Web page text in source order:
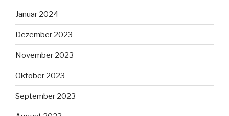
Januar 2024
Dezember 2023
November 2023
Oktober 2023
September 2023